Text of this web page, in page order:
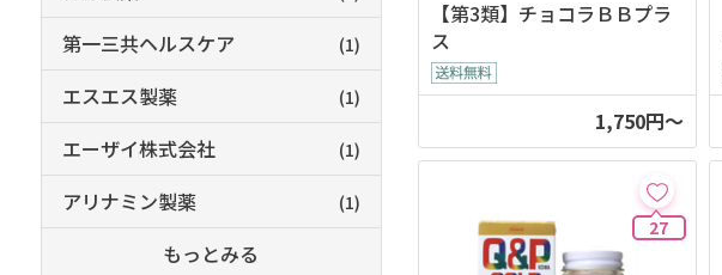
第一三共ヘルスケア (1)
エスエス製薬 (1)
エーザイ株式会社 (1)
アリナミン製薬 (1)
もっとみる
【第3類】チョコラＢＢプラ
ス
1,750円～
27